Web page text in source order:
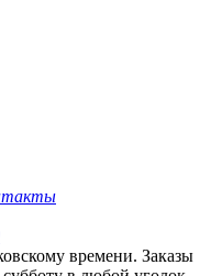
времени. Заказы